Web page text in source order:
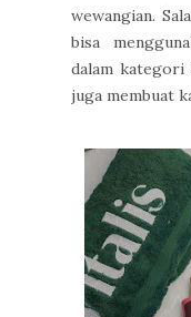
wewangian.
bisa
dalam kategori
juga membuat